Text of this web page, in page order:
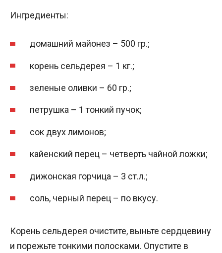
Ингредиенты:
домашний майонез – 500 гр.;
корень сельдерея – 1 кг.;
зеленые оливки – 60 гр.;
петрушка – 1 тонкий пучок;
сок двух лимонов;
кайенский перец – четверть чайной ложки;
дижонская горчица – 3 ст.л.;
соль, черный перец – по вкусу.
Корень сельдерея очистите, выньте сердцевину
и порежьте тонкими полосками. Опустите в